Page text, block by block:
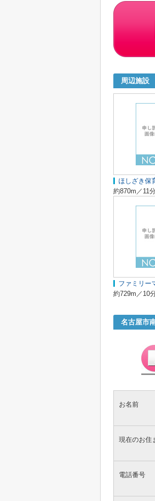
周辺施設
ほしざき保
約870m／11分
ファミリー
約729m／10
名古屋市
お名前
現在のお住
電話番号